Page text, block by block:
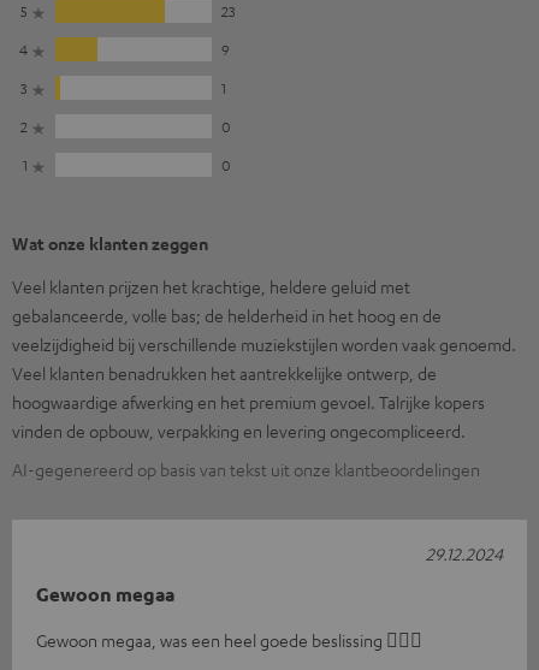
5
23
4
9
3
1
2
0
1
0
Wat onze klanten zeggen
Veel klanten prijzen het krachtige, heldere geluid met
gebalanceerde, volle bas; de helderheid in het hoog en de
veelzijdigheid bij verschillende muziekstijlen worden vaak genoemd.
Veel klanten benadrukken het aantrekkelijke ontwerp, de
hoogwaardige afwerking en het premium gevoel. Talrijke kopers
vinden de opbouw, verpakking en levering ongecompliceerd.
AI-gegenereerd op basis van tekst uit onze klantbeoordelingen
Gewoon megaa
Gewoon megaa, was een heel goede beslissing 👍🏻😃
29.12.2024